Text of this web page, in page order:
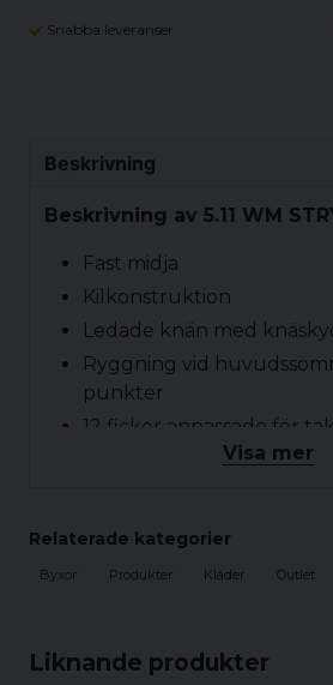
Snabba leveranser
Liknande produkter
Beskrivning
Beskrivning av 5.11 WM
Fast midja
Kilkonstruktion
Ledade knän med
Ryggning vid
punkter
12 fickor anpassade för
YKK®-blixtlås och Prym®-
Visa mer
Relaterade kategorier
Byxor Produkter Kläder Outlet